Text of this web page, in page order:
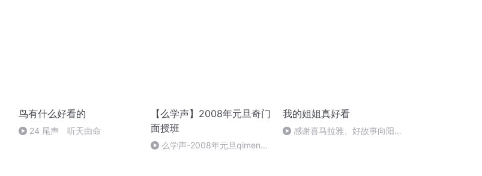
鸟有什么好看的
24 尾声 听天由命
【么学声】2008年元旦奇门
面授班
么学声-2008年元旦qimen面
我的姐姐真好看
感谢喜马拉雅、好故事向阳青